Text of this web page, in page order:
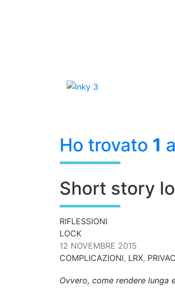
Ho trovato 1
Short story
RIFLESSIONI
LOCK
12 NOVEMBRE 2015
COMPLICAZIONI, LRX,
Ovvero, come rendere lunga